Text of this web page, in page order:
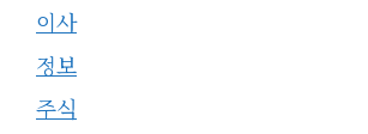
이사
정보
주식